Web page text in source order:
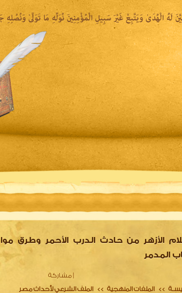
المكتبة المقروءة المكتبة الصوتية
الأزهر من حادث الدرب الأحمر وطرق
المدمر
مشاركة
>> الملفات المنهجية >> الملف الشرعي لأحداث مصر